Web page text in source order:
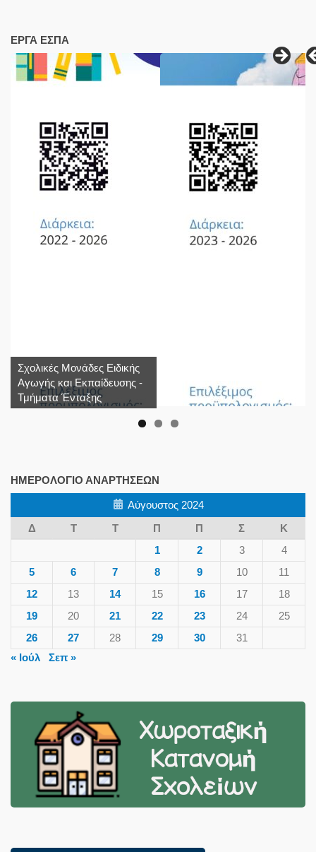
ΕΡΓΑ ΕΣΠΑ
Σχολικές Μονάδες Ειδικής
Αγωγής και Εκπαίδευσης -
Τμήματα Ένταξης
ΗΜΕΡΟΛΌΓΙΟ ΑΝΑΡΤΉΣΕΩΝ
Αύγουστος 2024
Δ
Τ Τ Π Π Σ
Κ
1
2 3
4
5
6 7 8 9 10
11
12
13 14 15 16 17
18
19
20 21 22 23 24
25
26
27 28 29 30
31
« Ιούλ
Σεπ »